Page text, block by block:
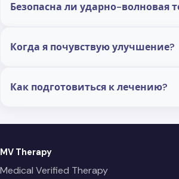
Безопасна ли ударно-волновая
Когда я почувствую улучшение?
Как подготовиться к лечению?
MV Therapy
Medical Verified Therapy